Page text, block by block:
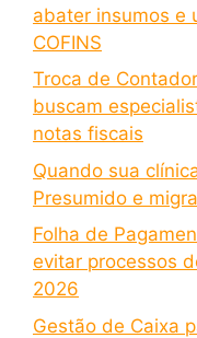
abater insumos e
COFINS
Troca de
buscam
notas fiscais
Quando sua
Presumido e
Folha de
evitar processos
2026
Gestão de Caixa